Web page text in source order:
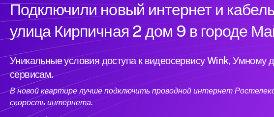
Подключили новый интернет и
улица Кирпичная 2 дом 9 в городе
Уникальные условия доступа к видеосервису Wink,
сервисам.
В новой квартире лучше подключить проводной интернет
скорость интернета.